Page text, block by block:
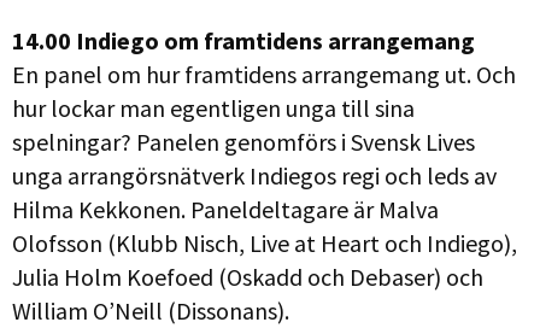
14.00 Indiego om framtidens arrangemang
En panel om hur framtidens arrangemang ut. Och
hur lockar man egentligen unga till sina
spelningar? Panelen genomförs i Svensk Lives
unga arrangörsnätverk Indiegos regi och leds av
Hilma Kekkonen. Paneldeltagare är Malva
Olofsson (Klubb Nisch, Live at Heart och Indiego),
Julia Holm Koefoed (Oskadd och Debaser) och
William O’Neill (Dissonans).